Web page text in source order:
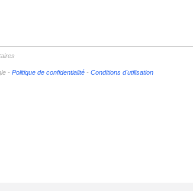
- Politique de confidentialité - Conditions d'utilisation